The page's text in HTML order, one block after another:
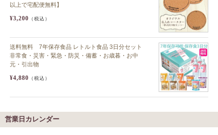
以上で宅配便無料】
¥3,200 （税込）
送料無料 7年保存食品 レトルト食品 3日分セット
非常食・災害・緊急・防災・備蓄・お歳暮・お中
元・引出物
¥4,880 （税込）
営業日カレンダー